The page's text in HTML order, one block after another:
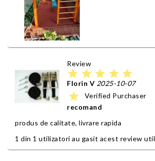
Review
star star star star star
Florin V 2025-10-07
star
Verified Purchaser
recomand
produs de calitate, livrare rapida
1 din 1 utilizatori au gasit acest review util